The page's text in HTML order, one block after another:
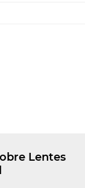
Lentes